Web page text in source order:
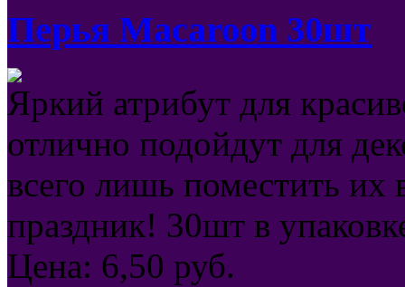
Перья Macaroon 30шт
Яркий атрибут для
отлично подойдут для
всего лишь поместить их
праздник! 30шт в
Цена: 6,50 руб.